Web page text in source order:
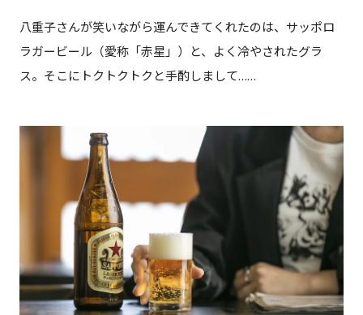
八重子さんが笑いながら運んできてくれたのは、サッポロ
ラガービール（愛称「赤星」）と、よく冷やされたグラ
ス。そこにトクトクトクと手酌しまして……